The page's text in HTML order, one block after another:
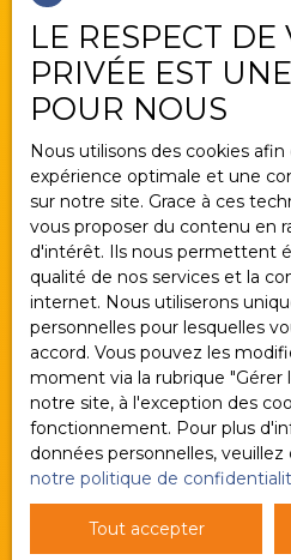
Estimez votre bien
Vendre avec nous
Gestion locative
Nous contacter
Informations
Nos honoraires
Mentions légales
Politique de confidentialité
Plan du site
Gérer les cookies
Propulsé par
LE RESPECT DE
PRIVÉE EST
POUR NOUS
Nous utilisons des cookies
expérience optimale et une
sur notre site. Grace à ces
vous proposer du contenu en
d'intérêt. Ils nous permettent
qualité de nos services et la
internet. Nous utiliserons
personnelles pour lesquelles
accord. Vous pouvez les
moment via la rubrique ″Gérer
notre site, à l'exception des
fonctionnement. Pour plus
données personnelles, veuillez
notre politique de
Tout accepter